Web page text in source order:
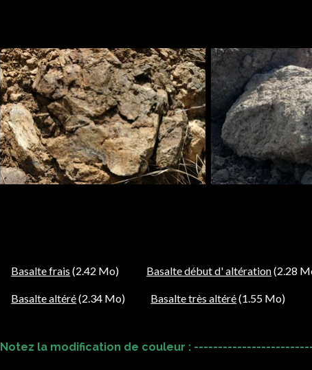
Basalte frais (2.42 Mo) Basalte début d' altération(2.28
Basalte altéré(2.34 Mo) Basalte très altéré(1.55 Mo)
Notez la modification de couleur :